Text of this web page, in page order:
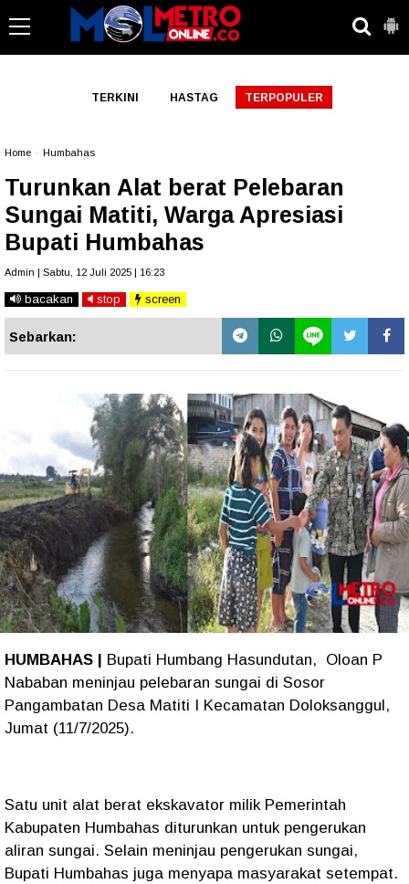
TERKINI HASTAG TERPOPULER
Home Humbahas
Turunkan Alat berat Pelebaran
Sungai Matiti, Warga Apresiasi
Bupati Humbahas
Admin | Sabtu, 12 Juli 2025 | 16:23
bacakan stop screen
Sebarkan:
HUMBAHAS | Bupati Humbang Hasundutan, Oloan P
Nababan meninjau pelebaran sungai di Sosor
Pangambatan Desa Matiti I Kecamatan Doloksanggul,
Jumat (11/7/2025).
Satu unit alat berat ekskavator milik Pemerintah
Kabupaten Humbahas diturunkan untuk pengerukan
aliran sungai. Selain meninjau pengerukan sungai,
Bupati Humbahas juga menyapa masyarakat setempat.